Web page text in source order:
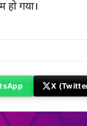
गया।
X